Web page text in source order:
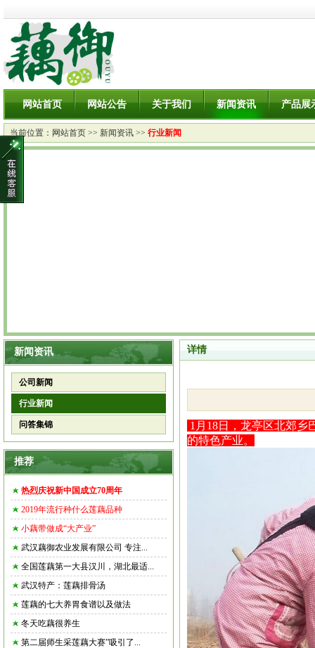
网站首页 网站公告 关于我们 新闻资讯 产品展
当前位置： 网站首页 >> 新闻资讯 >> 行业新闻
新闻资讯
公司新闻
行业新闻
问答集锦
推荐
热烈庆祝新中国成立70周年
2019年流行种什么莲藕品种
小藕带做成“大产业”
武汉藕御农业发展有限公司 专注...
全国莲藕第一大县汉川，湖北最适...
武汉特产：莲藕排骨汤
莲藕的七大养胃食谱以及做法
冬天吃藕很养生
第二届师生采莲藕大赛”吸引了...
详情
1月18日，龙亭区北郊乡
的特色产业。